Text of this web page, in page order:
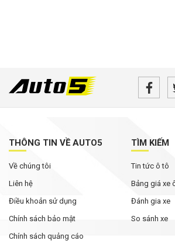
THÔNG TIN VỀ AUTO5
Về chúng tôi
Liên hệ
Điều khoản sử dụng
Chính sách bảo mật
Chính sách quảng cáo
TÌM KIẾM
Tin tức ô tô
Bảng giá xe
Đánh gia xe
So sánh xe